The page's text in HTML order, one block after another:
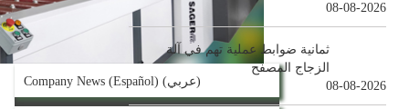
Company News (Español) (عربي)
08-08-2026
ثمانية ضوابط عملية تهم في آلة
الزجاج المصفح
08-08-2026